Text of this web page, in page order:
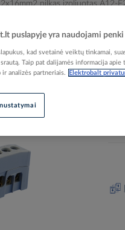
pilkas izoliuotas A12-
F2 - POLLMANN
puslapyje yra naudojami
kad svetainė veiktų tinkamai,
Taip pat dalijamės informacija
ir analizės partneriais.
Elektrobalt